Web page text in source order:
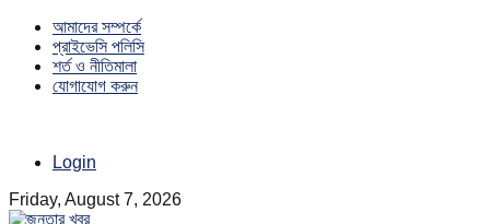
আমাদের সম্পর্কে
প্রাইভেসি পলিসি
শর্ত ও নীতিমালা
যোগাযোগ করুন
Login
Friday, August 7, 2026